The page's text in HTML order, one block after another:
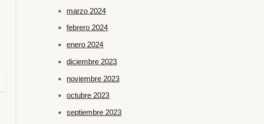
marzo 2024
febrero 2024
enero 2024
diciembre 2023
noviembre 2023
octubre 2023
septiembre 2023